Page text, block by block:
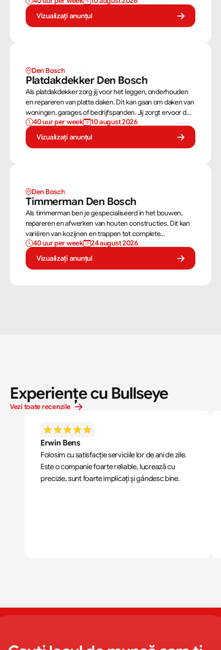
bouwtekeningen zorg jij ervoor dat een constructie zowel
stevig als netjes is afgewerkt.
Vizualizați anunțul
Den Bosch
Platdakdekker Den Bosch
Als platdakdekker zorg jij voor het leggen, onderhouden
en repareren van platte daken. Dit kan gaan om daken van
woningen, garages of bedrijfspanden. Jij zorgt ervoor dat
deze daken tegen alle weersomstandigheden kunnen,
zoals regen, sneeuw en wind.
40 uur per week
10 august 2026
Vizualizați anunțul
Den Bosch
Timmerman Den Bosch
Als timmerman ben je gespecialiseerd in het bouwen,
repareren en afwerken van houten constructies. Dit kan
variëren van kozijnen en trappen tot complete
dakconstructies en gevels. Aan de hand van
bouwtekeningen zorg jij ervoor dat een constructie zowel
stevig als netjes is afgewerkt.
40 uur per week
24 august 2026
Vizualizați anunțul
Experiențe cu Bullseye
Vezi toate recenzile
Erwin Bens
Folosim cu satisfacție serviciile lor de ani de zile.
Este o companie foarte reliable, lucrează cu
precizie, sunt foarte implicați și gândesc bine.